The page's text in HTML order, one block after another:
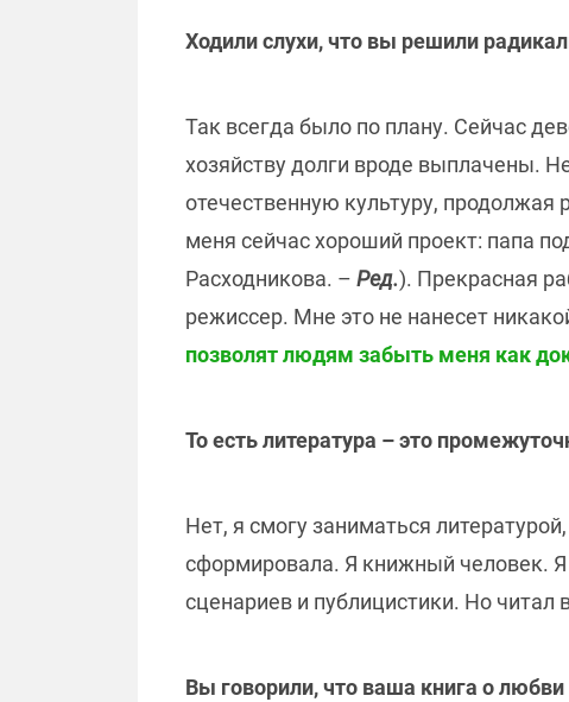
Ходили слухи, что вы решили
Так всегда было по плану. Сейчас
хозяйству долги вроде выплачены.
отечественную культуру,
меня сейчас хороший проект: папа
Расходникова. – Ред.). Прекрасная
режиссер. Мне это не нанесет
позволят людям забыть меня как
То есть литература – это
Нет, я смогу заниматься
сформировала. Я книжный человек. Я
сценариев и публицистики. Но читал
Вы говорили, что ваша книга о